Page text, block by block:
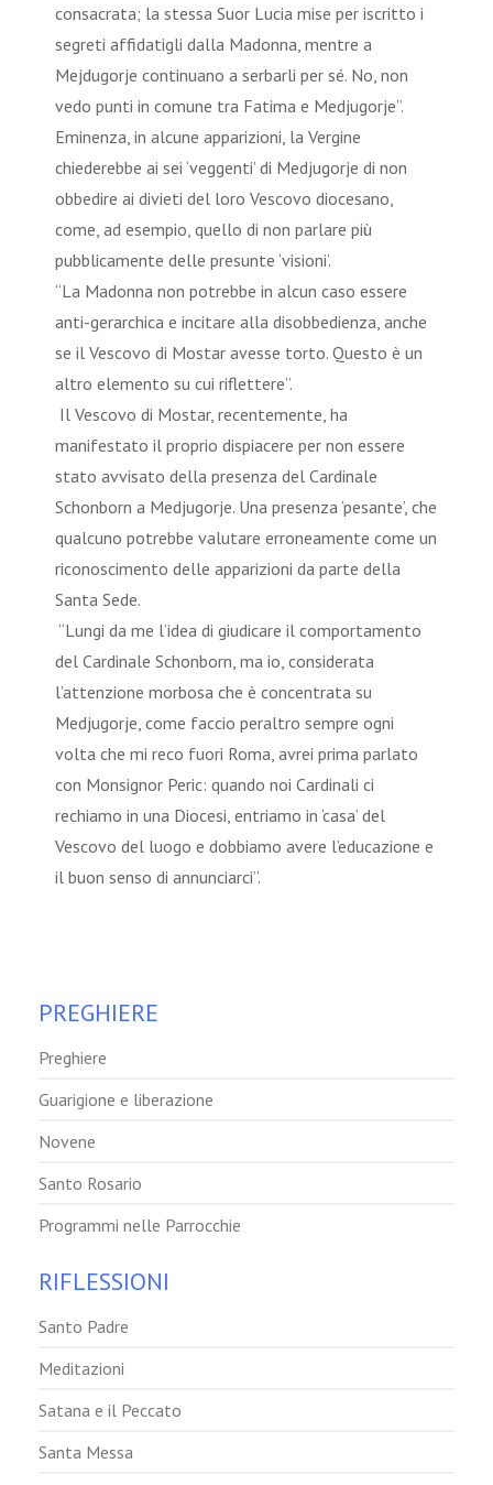
consacrata; la stessa Suor Lucia mise per iscritto i
segreti affidatigli dalla Madonna, mentre a
Mejdugorje continuano a serbarli per sé. No, non
vedo punti in comune tra Fatima e Medjugorje”.
Eminenza, in alcune apparizioni, la Vergine
chiederebbe ai sei ‘veggenti’ di Medjugorje di non
obbedire ai divieti del loro Vescovo diocesano,
come, ad esempio, quello di non parlare più
pubblicamente delle presunte ‘visioni’.
“La Madonna non potrebbe in alcun caso essere
anti-gerarchica e incitare alla disobbedienza, anche
se il Vescovo di Mostar avesse torto. Questo è un
altro elemento su cui riflettere”.
Il Vescovo di Mostar, recentemente, ha
manifestato il proprio dispiacere per non essere
stato avvisato della presenza del Cardinale
Schonborn a Medjugorje. Una presenza ‘pesante’, che
qualcuno potrebbe valutare erroneamente come un
riconoscimento delle apparizioni da parte della
Santa Sede.
“Lungi da me l’idea di giudicare il comportamento
del Cardinale Schonborn, ma io, considerata
l’attenzione morbosa che è concentrata su
Medjugorje, come faccio peraltro sempre ogni
volta che mi reco fuori Roma, avrei prima parlato
con Monsignor Peric: quando noi Cardinali ci
rechiamo in una Diocesi, entriamo in ‘casa’ del
Vescovo del luogo e dobbiamo avere l’educazione e
il buon senso di annunciarci”.
PREGHIERE
Preghiere
Guarigione e liberazione
Novene
Santo Rosario
Programmi nelle Parrocchie
RIFLESSIONI
Santo Padre
Meditazioni
Satana e il Peccato
Santa Messa